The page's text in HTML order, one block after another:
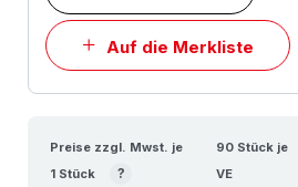
Auf die Merkliste
Preise zzgl. Mwst. je
1 Stück
?
90 Stück je
VE